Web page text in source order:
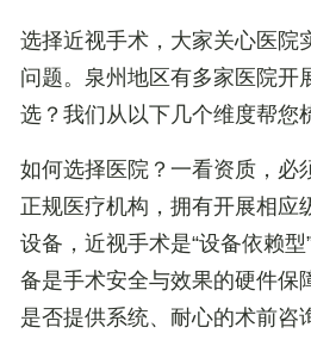
选择近视手术，大家关心医院
问题。泉州地区有多家医院开
选？我们从以下几个维度帮您
如何选择医院？ 一看资质，必
正规医疗机构，拥有开展相应
设备 ，近视手术是“设备依赖
备是手术安全与效果的硬件保
是否提供系统、耐心的术前咨